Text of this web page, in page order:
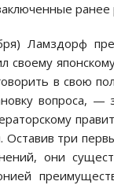
ранее
Ламздорф
своему
в свою
вопроса,
три
они